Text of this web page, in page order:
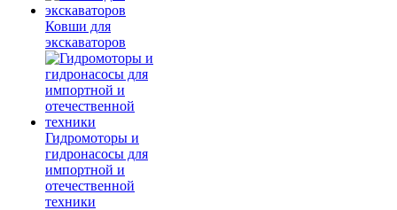
Ковши для
экскаваторов
Гидромоторы и
гидронасосы для
импортной и
отечественной
техники